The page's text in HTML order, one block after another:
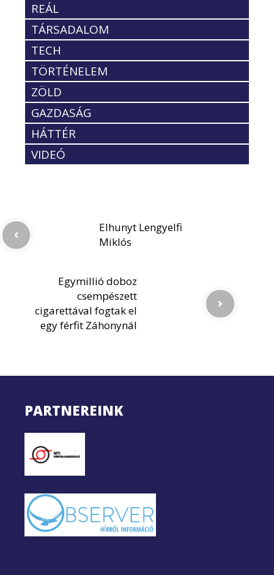
REÁL
TÁRSADALOM
TECH
TÖRTÉNELEM
ZÖLD
GAZDASÁG
HÁTTÉR
VIDEÓ
Elhunyt Lengyelfi
Miklós
Egymillió doboz
csempészett
cigarettával fogtak el
egy férfit Záhonynál
PARTNEREINK